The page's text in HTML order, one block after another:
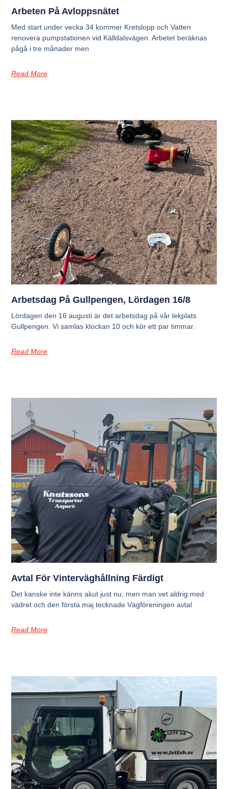
Arbeten På Avloppsnätet
Med start under vecka 34 kommer Kretslopp och Vatten
renovera pumpstationen vid Källdalsvägen. Arbetet beräknas
pågå i tre månader men
Read More
Arbetsdag På Gullpengen, Lördagen 16/8
Lördagen den 16 augusti är det arbetsdag på vår lekplats
Gullpengen. Vi samlas klockan 10 och kör ett par timmar.
Read More
Avtal För Vinterväghållning Färdigt
Det kanske inte känns akut just nu, men man vet aldrig med
vädret och den första maj tecknade Vägföreningen avtal
Read More